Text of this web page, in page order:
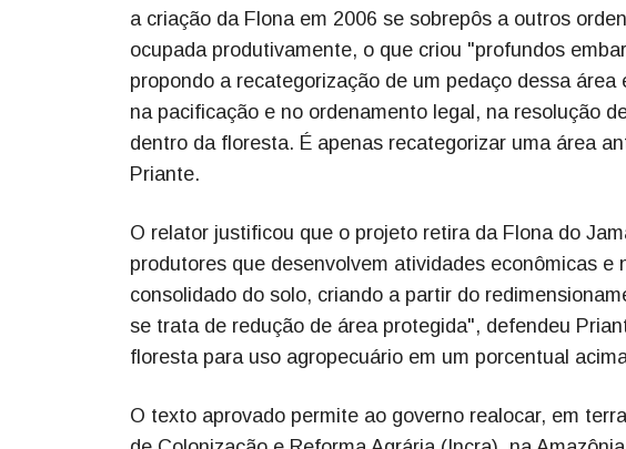
a criação da Flona em 2006 se sobrepôs a outros
ocupada produtivamente, o que criou "profundos
propondo a recategorização de um pedaço dessa
na pacificação e no ordenamento legal, na resolução
dentro da floresta. É apenas recategorizar uma área
Priante.
O relator justificou que o projeto retira da Flona do
produtores que desenvolvem atividades econômicas
consolidado do solo, criando a partir do
se trata de redução de área protegida", defendeu
floresta para uso agropecuário em um porcentual
O texto aprovado permite ao governo realocar, em